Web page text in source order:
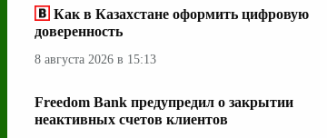
Как в Казахстане оформить цифровую
доверенность
8 августа 2026 в 15:13
Freedom Bank предупредил о закрытии
неактивных счетов клиентов